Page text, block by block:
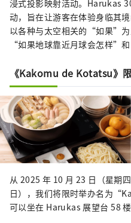
浸式投影映射活动。Harukas
动，旨在让游客在体验身临其
以各种与太空相关的“如果”为
“如果地球靠近月球会怎样”
《Kakomu de Kotatsu》限
从 2025 年 10 月 23 日（星期
日），我们将限时举办名为
可以坐在 Harukas 展望台 58